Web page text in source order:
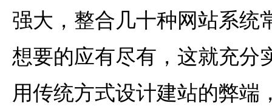
强大，整合几十种网站系统
想要的应有尽有，这就充分
用传统方式设计建站的弊端